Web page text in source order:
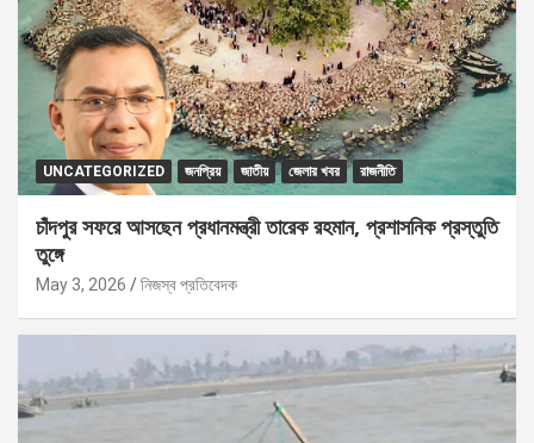
UNCATEGORIZED জনপ্রিয় জাতীয় জেলার খবর রাজনীতি
চাঁদপুর সফরে আসছেন প্রধানমন্ত্রী তারেক রহমান, প্রশাসনিক প্রস্তুতি
তুঙ্গে
May 3, 2026 নিজস্ব প্রতিবেদক